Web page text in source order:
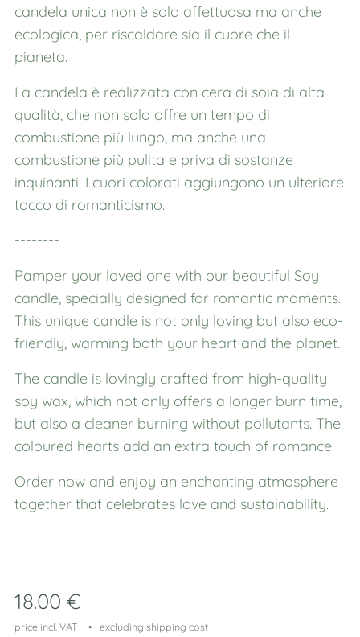
candela unica non è solo affettuosa ma anche
ecologica, per riscaldare sia il cuore che il
pianeta.
La candela è realizzata con cera di soia di alta
qualità, che non solo offre un tempo di
combustione più lungo, ma anche una
combustione più pulita e priva di sostanze
inquinanti. I cuori colorati aggiungono un ulteriore
tocco di romanticismo.
--------
Pamper your loved one with our beautiful Soy
candle, specially designed for romantic moments.
This unique candle is not only loving but also eco-
friendly, warming both your heart and the planet.
The candle is lovingly crafted from high-quality
soy wax, which not only offers a longer burn time,
but also a cleaner burning without pollutants. The
coloured hearts add an extra touch of romance.
Order now and enjoy an enchanting atmosphere
together that celebrates love and sustainability.
18.00 €
price incl. VAT excluding shipping cost